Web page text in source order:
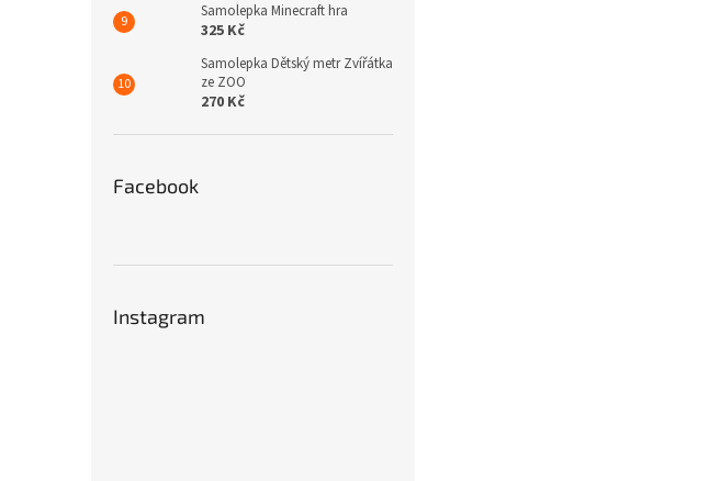
Samolepka Minecraft hra
325 Kč
Samolepka Dětský metr Zvířátka
ze ZOO
270 Kč
Facebook
Instagram